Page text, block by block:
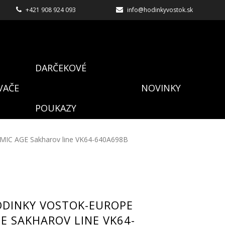
+421 908 924 093 info@hodinkyvostok.sk
DARČEKOVÉ
POUKAZY
NOVINKY
AGE Sakharov line VK64-640A698B
VOSTOK-EUROPE
SAKHAROV LINE VK64-